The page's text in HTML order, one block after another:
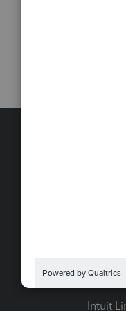
Pay-by-
Intuit